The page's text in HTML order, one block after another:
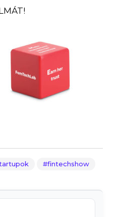
fintechshow